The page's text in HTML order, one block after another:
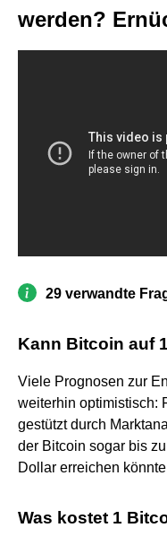
werden?
29 verwandte
Kann Bitcoin auf
Viele Prognosen zur
weiterhin optimistisch:
gestützt durch
der Bitcoin sogar bis
Dollar erreichen
Was kostet 1